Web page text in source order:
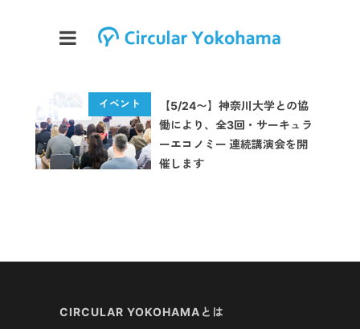
【5/24〜】神奈川大学との協
働により、全3回・サーキュラ
ーエコノミー 連続講演会を開
催します
CIRCULAR YOKOHAMAとは